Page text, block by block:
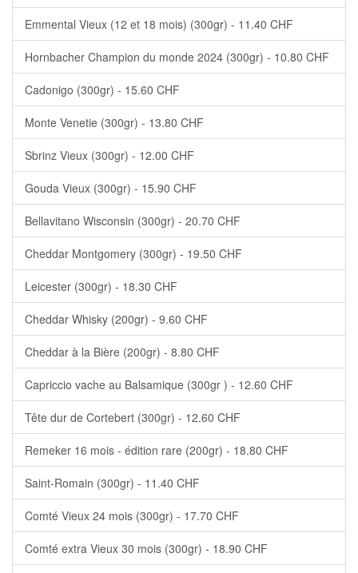
Emmental Vieux (12 et 18 mois) (300gr) - 11.40 CHF
Hornbacher Champion du monde 2024 (300gr) - 10.80 CHF
Cadonigo (300gr) - 15.60 CHF
Monte Venetie (300gr) - 13.80 CHF
Sbrinz Vieux (300gr) - 12.00 CHF
Gouda Vieux (300gr) - 15.90 CHF
Bellavitano Wisconsin (300gr) - 20.70 CHF
Cheddar Montgomery (300gr) - 19.50 CHF
Leicester (300gr) - 18.30 CHF
Cheddar Whisky (200gr) - 9.60 CHF
Cheddar à la Bière (200gr) - 8.80 CHF
Capriccio vache au Balsamique (300gr ) - 12.60 CHF
Tête dur de Cortebert (300gr) - 12.60 CHF
Remeker 16 mois - édition rare (200gr) - 18.80 CHF
Saint-Romain (300gr) - 11.40 CHF
Comté Vieux 24 mois (300gr) - 17.70 CHF
Comté extra Vieux 30 mois (300gr) - 18.90 CHF